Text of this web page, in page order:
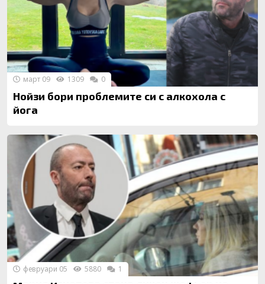
Нойзи бори проблемите си с алкохола с
йога
март 09 1309 0
февруари 05 5880 1